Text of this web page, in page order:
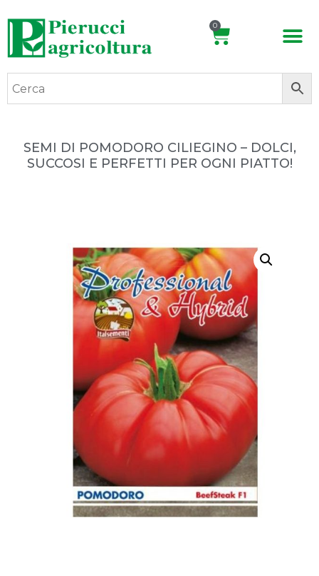
0
SEMI DI POMODORO CILIEGINO – DOLCI,
SUCCOSI E PERFETTI PER OGNI PIATTO!